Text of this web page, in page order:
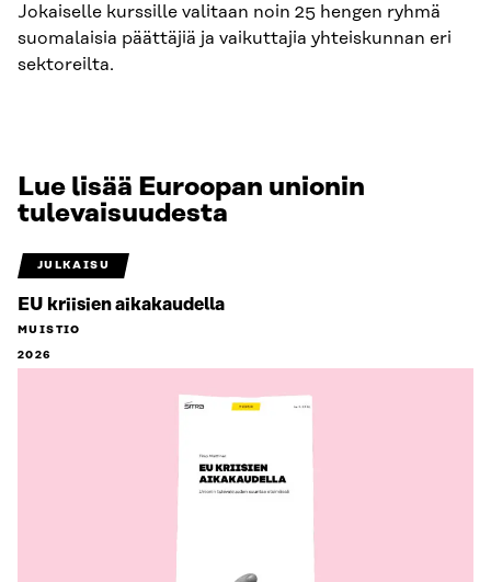
Jokaiselle kurssille valitaan noin 25 hengen ryhmä
suomalaisia päättäjiä ja vaikuttajia yhteiskunnan eri
sektoreilta.
Lue lisää Euroopan unionin
tulevaisuudesta
JULKAISU
EU kriisien aikakaudella
MUISTIO
2026